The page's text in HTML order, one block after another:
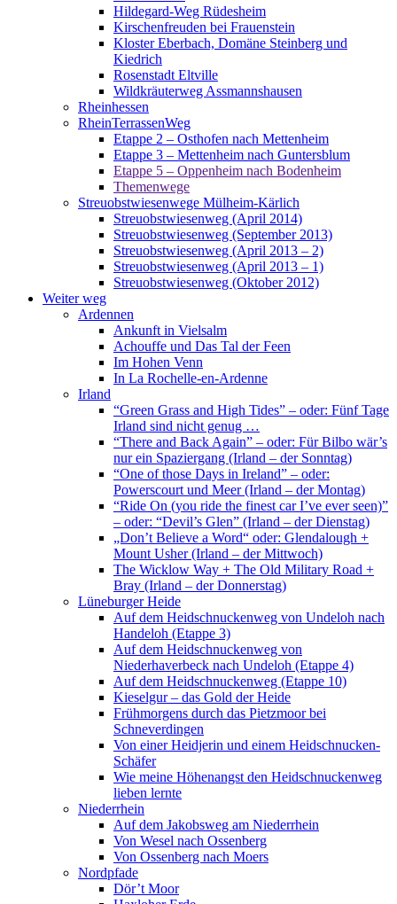
Hildegard-Weg Rüdesheim
Kirschenfreuden bei Frauenstein
Kloster Eberbach, Domäne Steinberg und
Kiedrich
Rosenstadt Eltville
Wildkräuterweg Assmannshausen
Rheinhessen
RheinTerrassenWeg
Etappe 2 – Osthofen nach Mettenheim
Etappe 3 – Mettenheim nach Guntersblum
Etappe 5 – Oppenheim nach Bodenheim
Themenwege
Streuobstwiesenwege Mülheim-Kärlich
Streuobstwiesenweg (April 2014)
Streuobstwiesenweg (September 2013)
Streuobstwiesenweg (April 2013 – 2)
Streuobstwiesenweg (April 2013 – 1)
Streuobstwiesenweg (Oktober 2012)
Weiter weg
Ardennen
Ankunft in Vielsalm
Achouffe und Das Tal der Feen
Im Hohen Venn
In La Rochelle-en-Ardenne
Irland
“Green Grass and High Tides” – oder: Fünf Tage
Irland sind nicht genug …
“There and Back Again” – oder: Für Bilbo wär’s
nur ein Spaziergang (Irland – der Sonntag)
“One of those Days in Ireland” – oder:
Powerscourt und Meer (Irland – der Montag)
“Ride On (you ride the finest car I’ve ever seen)”
– oder: “Devil’s Glen” (Irland – der Dienstag)
„Don’t Believe a Word“ oder: Glendalough +
Mount Usher (Irland – der Mittwoch)
The Wicklow Way + The Old Military Road +
Bray (Irland – der Donnerstag)
Lüneburger Heide
Auf dem Heidschnuckenweg von Undeloh nach
Handeloh (Etappe 3)
Auf dem Heidschnuckenweg von
Niederhaverbeck nach Undeloh (Etappe 4)
Auf dem Heidschnuckenweg (Etappe 10)
Kieselgur – das Gold der Heide
Frühmorgens durch das Pietzmoor bei
Schneverdingen
Von einer Heidjerin und einem Heidschnucken-
Schäfer
Wie meine Höhenangst den Heidschnuckenweg
lieben lernte
Niederrhein
Auf dem Jakobsweg am Niederrhein
Von Wesel nach Ossenberg
Von Ossenberg nach Moers
Nordpfade
Dör’t Moor